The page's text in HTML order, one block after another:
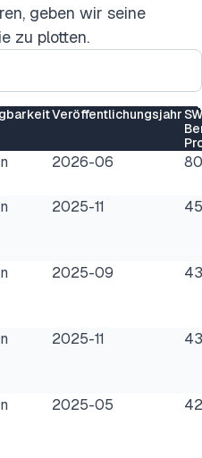
geben wir seine
zu plotten.
Veröffentlichungsjahr
2026-06
2025-11
2025-09
2025-11
2025-05